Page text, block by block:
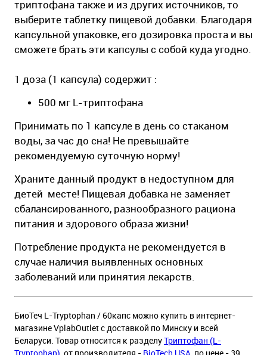
триптофана также и из других источников, то
выберите таблетку пищевой добавки. Благодаря
капсульной упаковке, его дозировка проста и вы
сможете брать эти капсулы с собой куда угодно.
1 доза (1 капсула) содержит :
500 мг L-триптофана
Принимать по 1 капсуле в день со стаканом
воды, за час до сна! Не превышайте
рекомендуемую суточную норму!
Храните данный продукт в недоступном для
детей месте! Пищевая добавка не заменяет
сбалансированного, разнообразного рациона
питания и здорового образа жизни!
Потребление продукта не рекомендуется в
случае наличия выявленных основных
заболеваний или принятия лекарств.
БиоТеч L-Tryptophan / 60капс можно купить в интернет-
магазине VplabOutlet с доставкой по Минску и всей
Беларуси. Товар относится к разделуТриптофан (L-